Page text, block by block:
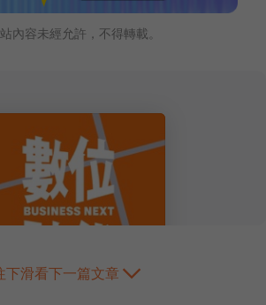
內容未經允許，不得轉載。
下滑看下一篇文章